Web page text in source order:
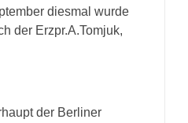
diesmal wurde
der Erzpr.A.Tomjuk,
der Berliner